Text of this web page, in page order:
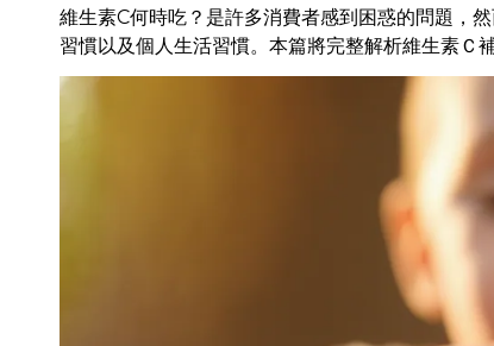
維生素C何時吃？是許多消費者感到困惑的問題，
習慣以及個人生活習慣。本篇將完整解析維生素Ｃ